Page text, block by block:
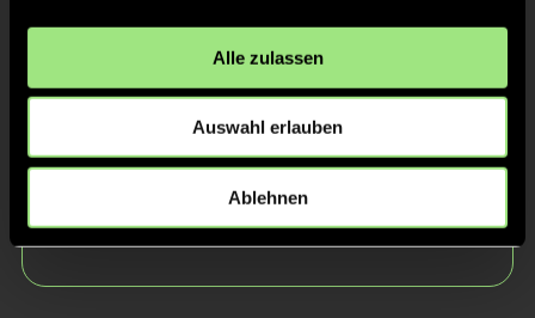
Alle zulassen
Auswahl erlauben
Ablehnen